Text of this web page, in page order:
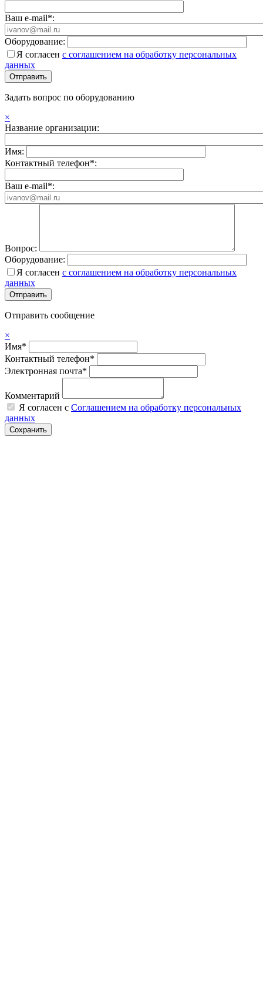
Ваш e-mail*:
Оборудование:
Я согласен с соглашением на обработку персональных
данных
Задать вопрос по оборудованию
×
Название организации:
Имя:
Контактный телефон*:
Ваш e-mail*:
Вопрос:
Оборудование:
Я согласен с соглашением на обработку персональных
данных
Отправить сообщение
×
Имя*
Контактный телефон*
Электронная почта*
Комментарий
Я согласен с Соглашением на обработку персональных
данных